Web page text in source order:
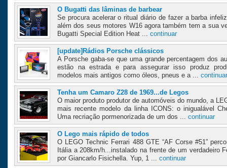
O Bugatti das lâminas de barbear
Se procura acelerar o ritual diário de fazer a barba
além dos seus motores W16 agora também tem a sua
Bugatti Special Edition Heat ... continuar
[update]Rádios Porsche clássicos
A Porsche gaba-se que uma grande percentagem dos
estão na estrada e para assegurar isso produz
modelos mais antigos como óleos, pneus e a ... continuar
Tenha um Camaro Z28 de 1969...de Legos
O maior produto produtor de automóveis do mundo, a
mais recente modelo da linha ICONS: o inigualável
Uma recriação pormenorizada de um dos ... continuar
O Lego mais rápido de todos
O LEGO Technic Ferrari 488 GTE “AF Corse #51”
Itália a 208km/h...instalado na frente de um verdadeiro
por Giancarlo Fisichella. Yup, 1 ... continuar